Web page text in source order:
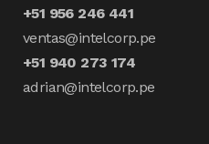
+51 956 246 441
ventas@intelcorp.pe
+51 940 273 174
adrian@intelcorp.pe